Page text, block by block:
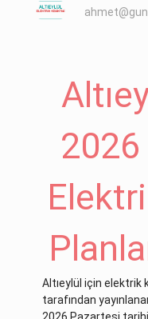
Altıeylül için elektrik
tarafından